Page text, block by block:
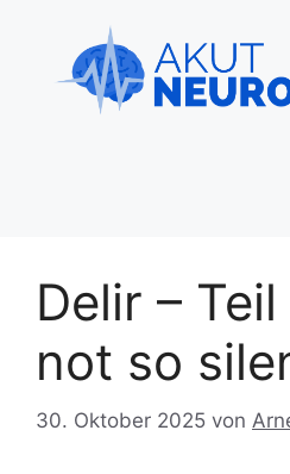
springen
Delir –
not so
30. Oktober 2025 von